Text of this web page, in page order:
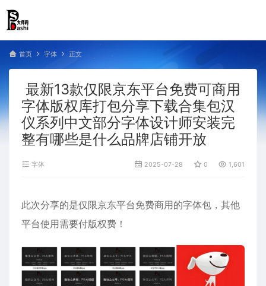
首页 字体 正文
最新13款仅限京东平台免费可商用
字体版权库打包分享下载合集包汉
仪系列中文部分字体设计师安装完
整有哪些是什么品牌店铺开放
字体 2025-07-28 0 1,601
此次分享的是仅限京东平台免费商用的字体包，其他
平台使用需要付版权费！